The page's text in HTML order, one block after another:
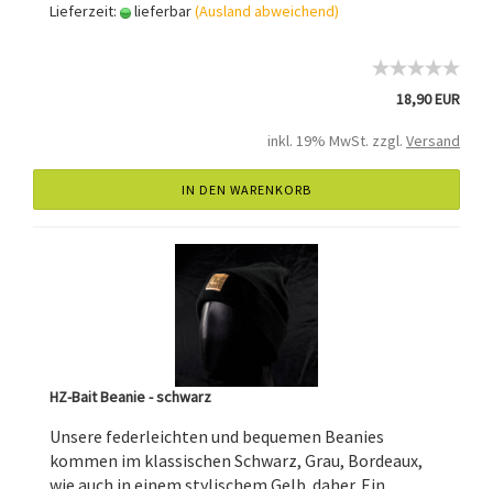
Lieferzeit: lieferbar(Ausland abweichend)
18,90 EUR
inkl. 19% MwSt. zzgl. Versand
IN DEN WARENKORB
HZ-Bait Beanie - schwarz
Unsere federleichten und bequemen Beanies
kommen im klassischen Schwarz, Grau, Bordeaux,
wie auch in einem stylischem Gelb daher. Ein